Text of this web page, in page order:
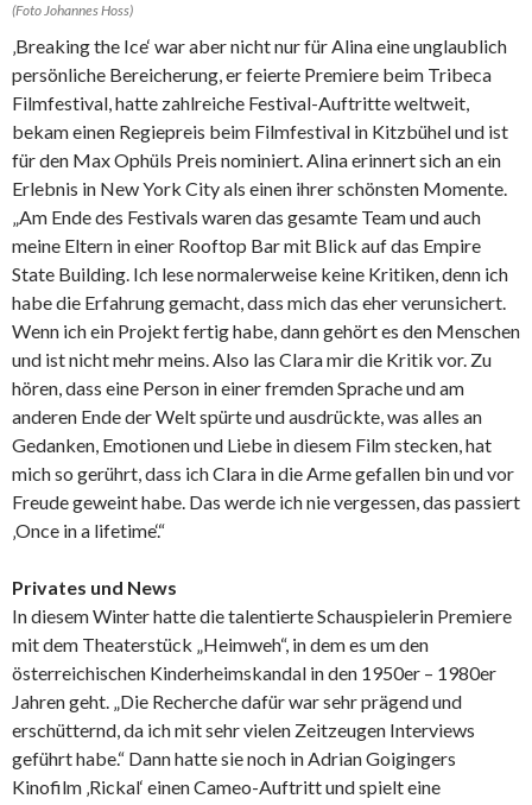
(Foto Johannes Hoss)
‚Breaking the Ice‘ war aber nicht nur für Alina eine unglaublich
persönliche Bereicherung, er feierte Premiere beim Tribeca
Filmfestival, hatte zahlreiche Festival-Auftritte weltweit,
bekam einen Regiepreis beim Filmfestival in Kitzbühel und ist
für den Max Ophüls Preis nominiert. Alina erinnert sich an ein
Erlebnis in New York City als einen ihrer schönsten Momente.
„Am Ende des Festivals waren das gesamte Team und auch
meine Eltern in einer Rooftop Bar mit Blick auf das Empire
State Building. Ich lese normalerweise keine Kritiken, denn ich
habe die Erfahrung gemacht, dass mich das eher verunsichert.
Wenn ich ein Projekt fertig habe, dann gehört es den Menschen
und ist nicht mehr meins. Also las Clara mir die Kritik vor. Zu
hören, dass eine Person in einer fremden Sprache und am
anderen Ende der Welt spürte und ausdrückte, was alles an
Gedanken, Emotionen und Liebe in diesem Film stecken, hat
mich so gerührt, dass ich Clara in die Arme gefallen bin und vor
Freude geweint habe. Das werde ich nie vergessen, das passiert
‚Once in a lifetime‘.“
Privates und News
In diesem Winter hatte die talentierte Schauspielerin Premiere
mit dem Theaterstück „Heimweh“, in dem es um den
österreichischen Kinderheimskandal in den 1950er – 1980er
Jahren geht. „Die Recherche dafür war sehr prägend und
erschütternd, da ich mit sehr vielen Zeitzeugen Interviews
geführt habe.“ Dann hatte sie noch in Adrian Goigingers
Kinofilm ‚Rickal‘ einen Cameo-Auftritt und spielt eine